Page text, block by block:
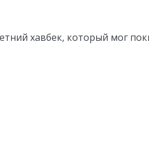
хавбек, который мог